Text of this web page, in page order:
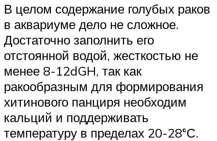
В целом содержание голубых раков
в аквариуме дело не сложное.
Достаточно заполнить его
отстоянной водой, жесткостью не
менее 8-12dGH, так как
ракообразным для формирования
хитинового панциря необходим
кальций и поддерживать
температуру в пределах 20-28°С.